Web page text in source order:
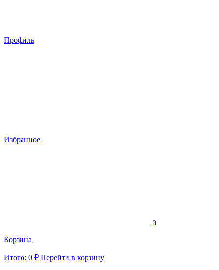
Профиль
Избранное
0
Корзина
Итого: 0 ₽ Перейти в корзину